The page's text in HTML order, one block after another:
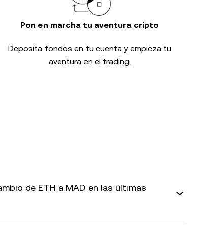
Pon en marcha tu aventura cripto
Deposita fondos en tu cuenta y empieza tu
aventura en el trading.
de ETH a MAD en las últimas